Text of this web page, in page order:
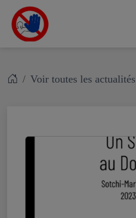
Voir toutes les actualités